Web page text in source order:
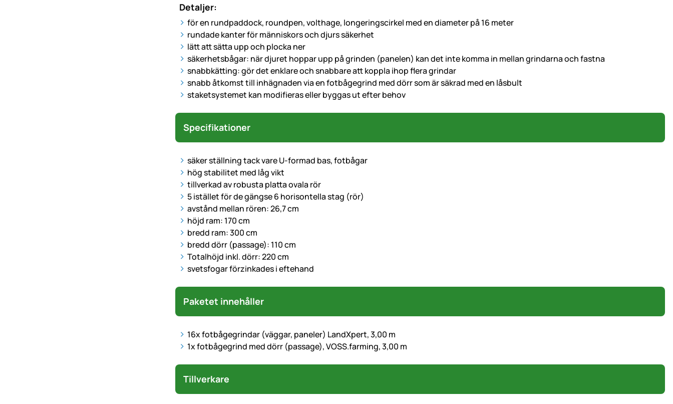
Detaljer:
för en rundpaddock, roundpen, volthage, longeringscirkel med en diameter på 16 meter
rundade kanter för människors och djurs säkerhet
lätt att sätta upp och plocka ner
säkerhetsbågar: när djuret hoppar upp på grinden (panelen) kan det inte komma in mellan grindarna och fastna
snabbkätting: gör det enklare och snabbare att koppla ihop flera grindar
snabb åtkomst till inhägnaden via en fotbågegrind med dörr som är säkrad med en låsbult
staketsystemet kan modifieras eller byggas ut efter behov
Specifikationer
säker ställning tack vare U-formad bas, fotbågar
hög stabilitet med låg vikt
tillverkad av robusta platta ovala rör
5 istället för de gängse 6 horisontella stag (rör)
avstånd mellan rören: 26,7 cm
höjd ram: 170 cm
bredd ram: 300 cm
bredd dörr (passage): 110 cm
Totalhöjd inkl. dörr: 220 cm
svetsfogar förzinkades i eftehand
Paketet innehåller
16x fotbågegrindar (väggar, paneler) LandXpert, 3,00 m
1x fotbågegrind med dörr (passage), VOSS.farming, 3,00 m
Tillverkare